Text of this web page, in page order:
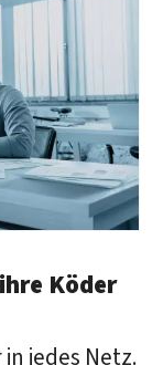
Köder
jedes Netz.